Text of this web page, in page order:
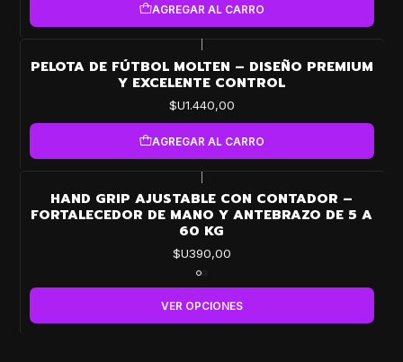
AGREGAR AL CARRO
PELOTA DE FÚTBOL MOLTEN – DISEÑO PREMIUM
Y EXCELENTE CONTROL
$U1.440,00
AGREGAR AL CARRO
HAND GRIP AJUSTABLE CON CONTADOR –
FORTALECEDOR DE MANO Y ANTEBRAZO DE 5 A
60 KG
$U390,00
VER OPCIONES